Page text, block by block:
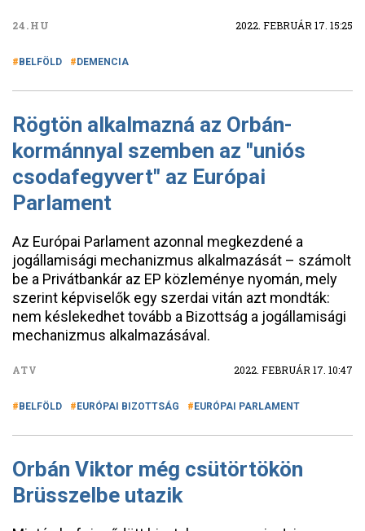
24.HU 2022. FEBRUÁR 17. 15:25
BELFÖLD DEMENCIA
Rögtön alkalmazná az Orbán-
kormánnyal szemben az "uniós
csodafegyvert" az Európai
Parlament
Az Európai Parlament azonnal megkezdené a
jogállamisági mechanizmus alkalmazását – számolt
be a Privátbankár az EP közleménye nyomán, mely
szerint képviselők egy szerdai vitán azt mondták:
nem késlekedhet tovább a Bizottság a jogállamisági
mechanizmus alkalmazásával.
ATV 2022. FEBRUÁR 17. 10:47
BELFÖLD EURÓPAI BIZOTTSÁG EURÓPAI PARLAMENT
Orbán Viktor még csütörtökön
Brüsszelbe utazik